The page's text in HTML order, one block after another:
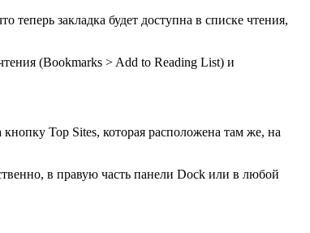
закладка будет доступна в списке чтения,
(Bookmarks > Add to Reading List) и
Top Sites, которая расположена там же, на
в правую часть панели Dock или в любой